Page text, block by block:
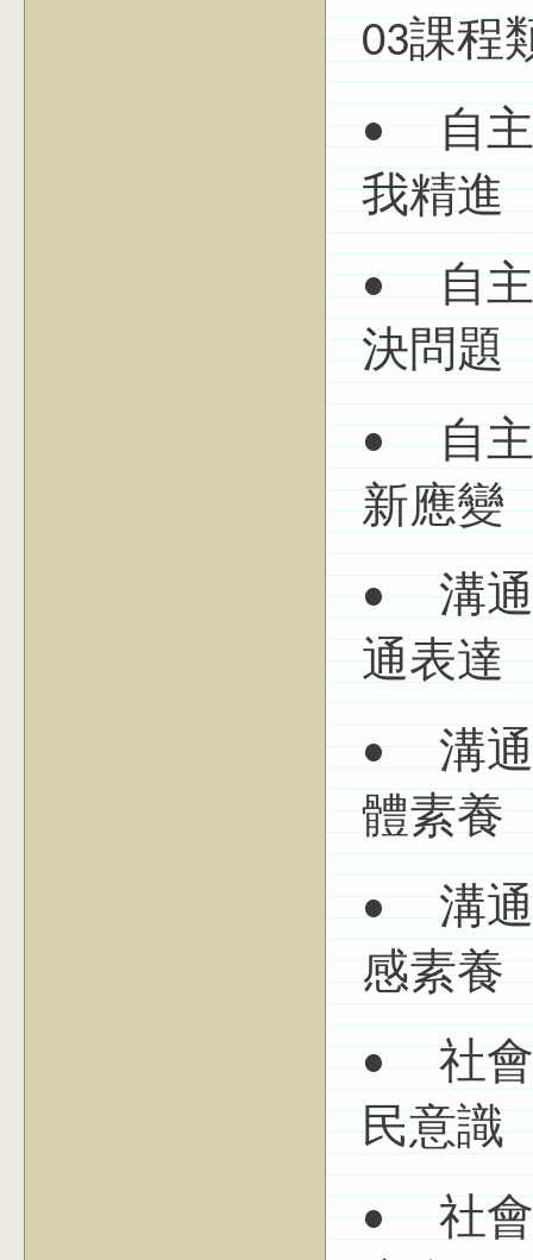
03課程
• 自主
我精進
• 自主
決問題
• 自主
新應變
• 溝通
通表達
• 溝通
體素養
• 溝通
感素養
• 社會
民意識
• 社會